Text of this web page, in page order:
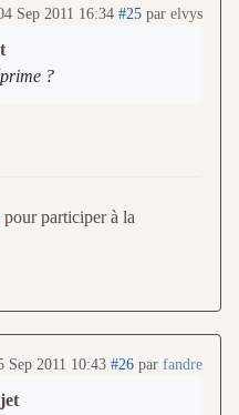
Sep 2011 16:34 #25 par elvys
?
pour participer à la
Sep 2011 10:43 #26 par fandre